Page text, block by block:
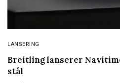
LANSERING
Breitling lanserer
stål